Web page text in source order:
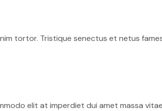
tortor. Tristique senectus et netus
elit at imperdiet dui amet massa